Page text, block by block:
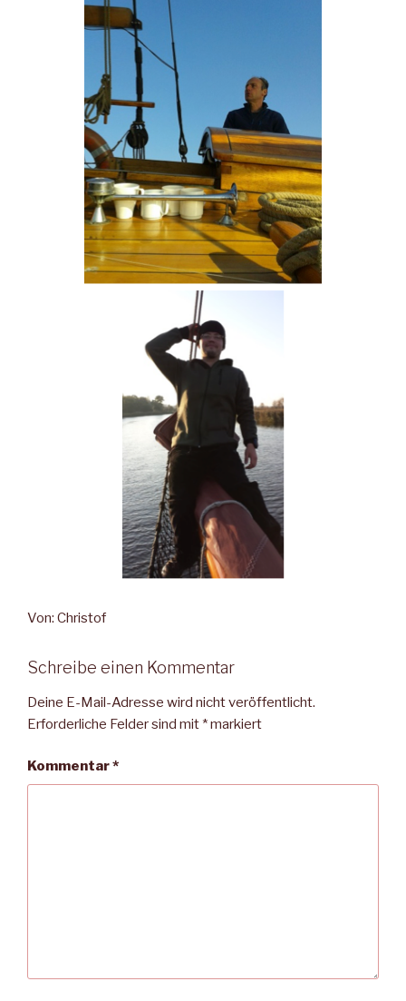
Von: Christof
Schreibe einen Kommentar
Deine E-Mail-Adresse wird nicht veröffentlicht.
Erforderliche Felder sind mit *markiert
Kommentar*